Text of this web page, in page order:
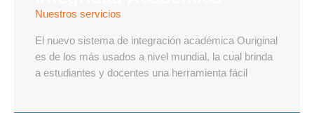
Nuestros servicios
El nuevo sistema de integración académica Ouriginal
es de los más usados a nivel mundial, la cual brinda
a estudiantes y docentes una herramienta fácil